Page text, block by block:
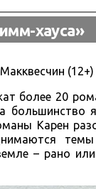
хауса»
(12+)
более 20
большинство
Карен
– рано